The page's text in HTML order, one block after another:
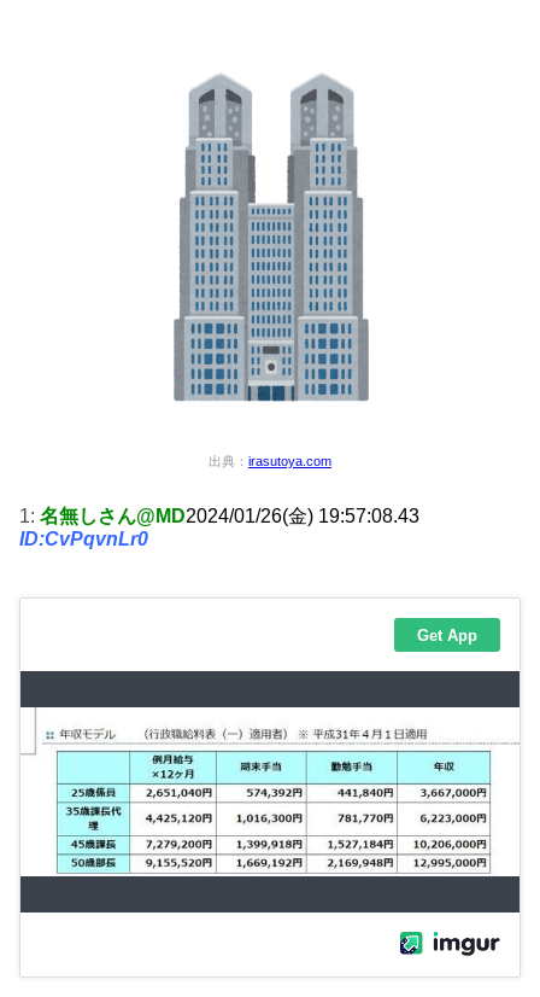
出典： irasutoya.com
1: 名無しさん@MD2024/01/26(金) 19:57:08.43
ID:CvPqvnLr0